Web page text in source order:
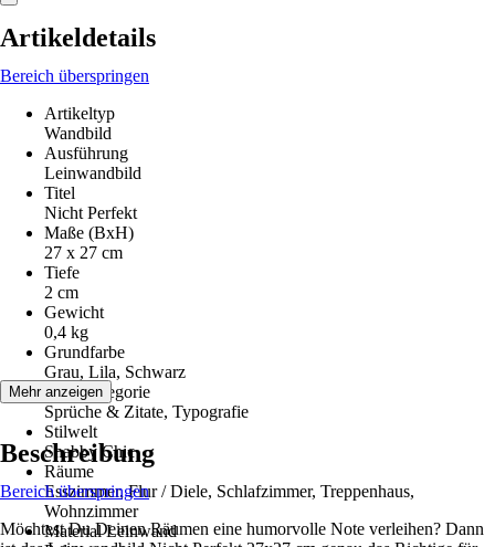
Artikeldetails
Bereich überspringen
Artikeltyp
Wandbild
Ausführung
Leinwandbild
Titel
Nicht Perfekt
Maße (BxH)
27 x 27 cm
Tiefe
2 cm
Gewicht
0,4 kg
Grundfarbe
Grau, Lila, Schwarz
Motivkategorie
Sprüche & Zitate, Typografie
Stilwelt
Shabby Chic
Räume
Esszimmer, Flur / Diele, Schlafzimmer, Treppenhaus,
Wohnzimmer
Material Leinwand
Mehr anzeigen
Beschreibung
Bereich überspringen
Möchtest Du Deinen Räumen eine humorvolle Note verleihen? Dann